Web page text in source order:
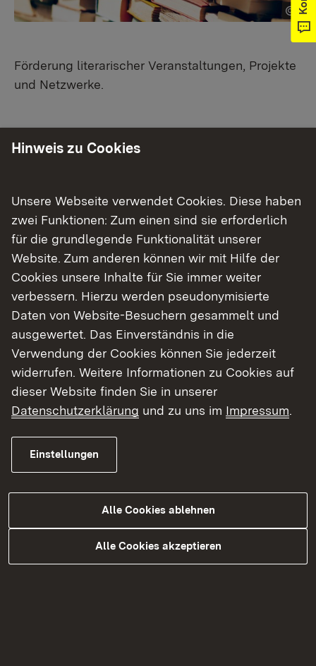
Förderung literarischer Veranstaltungen, Projekte
und Netzwerke.
Förderung von Entstehen und Verbreitung,
Bewahrung und Pflege von Literatur
Schaffung positiver Rahmenbedingungen für
den Literaturbetrieb.
Wer kann einen Antrag stellen?
Vereine, Bürger und Kommunen
Themenübersicht
Themenübersicht
Hinweis zu Cookies
Unsere Webseite verwendet Cookies. Diese haben
zwei Funktionen: Zum einen sind sie erforderlich
für die grundlegende Funktionalität unserer
Website. Zum anderen können wir mit Hilfe der
Cookies unsere Inhalte für Sie immer weiter
verbessern. Hierzu werden pseudonymisierte
Daten von Website-Besuchern gesammelt und
ausgewertet. Das Einverständnis in die
Verwendung der Cookies können Sie jederzeit
widerrufen. Weitere Informationen zu Cookies auf
dieser Website finden Sie in unserer
Datenschutzerklärung und zu uns im Impressum.
Einstellungen
Alle Cookies ablehnen
Alle Cookies akzeptieren